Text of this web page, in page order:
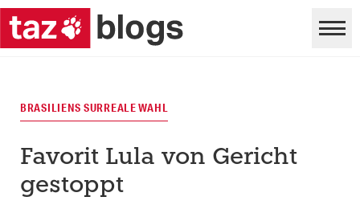
BRASILIENS SURREALE WAHL
Favorit Lula von Gericht
gestoppt